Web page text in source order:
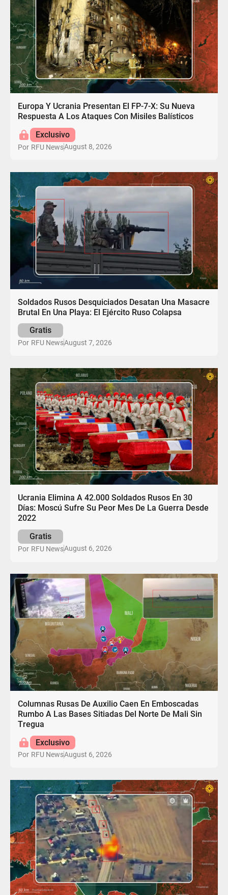
Europa Y Ucrania Presentan El FP-7-X: Su Nueva
Respuesta A Los Ataques Con Misiles Balísticos
Exclusivo
Por RFU NewsAugust 8, 2026
Soldados Rusos Desquiciados Desatan Una Masacre
Brutal En Una Playa: El Ejército Ruso Colapsa
Gratis
Por RFU NewsAugust 7, 2026
Ucrania Elimina A 42.000 Soldados Rusos En 30
Días: Moscú Sufre Su Peor Mes De La Guerra Desde
2022
Gratis
Por RFU NewsAugust 6, 2026
Columnas Rusas De Auxilio Caen En Emboscadas
Rumbo A Las Bases Sitiadas Del Norte De Mali Sin
Tregua
Exclusivo
Por RFU NewsAugust 6, 2026